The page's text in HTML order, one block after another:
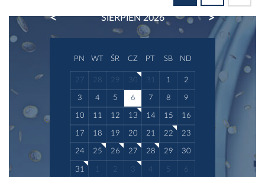
SIERPIEŃ 2026
PREVIOUS NEXT
PN WT ŚR CZ PT SB ND
27 28 29 30 31 1 2
3 4 5 6 7 8 9
10 11 12 13 14 15 16
17 18 19 20 21 22 23
24 25 26 27 28 29 30
31 1 2 3 4 5 6